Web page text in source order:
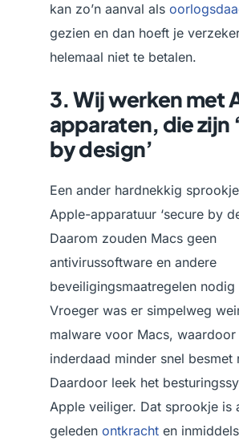
kan zo’n aanval als
gezien en dan hoeft je
helemaal niet te betalen.
3. Wij werken met
apparaten, die zijn
by design’
Een ander hardnekkig
Apple-apparatuur ‘secure by
Daarom zouden Macs geen
antivirussoftware en andere
beveiligingsmaatregelen nodig
Vroeger was er simpelweg
malware voor Macs, waardoor
inderdaad minder snel besmet
Daardoor leek het
Apple veiliger. Dat sprookje is
geleden ontkrachten